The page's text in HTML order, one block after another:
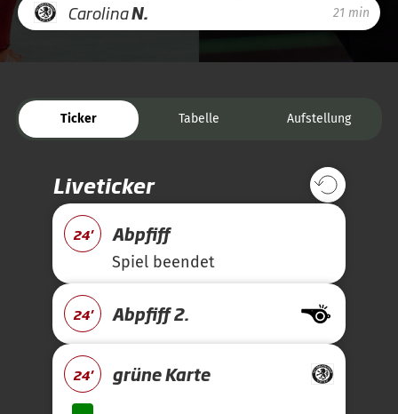
CarolinaN. 21 min
Ticker Tabelle Aufstellung
Liveticker
24' Abpfiff
Spiel beendet
24' Abpfiff 2.
24' grüne Karte